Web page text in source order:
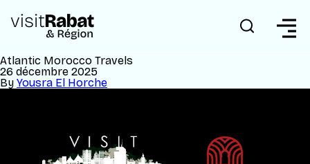
Atlantic Morocco Travels
26 décembre 2025
By Yousra El Horche